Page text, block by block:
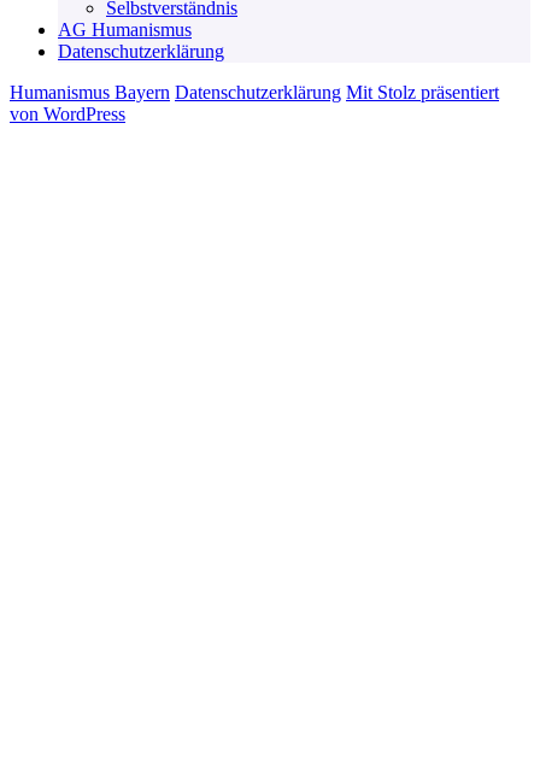
Selbstverständnis
AG Humanismus
Datenschutzerklärung
Humanismus Bayern Datenschutzerklärung Mit Stolz präsentiert
von WordPress